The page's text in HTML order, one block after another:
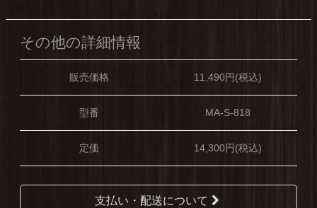
その他の詳細情報
販売価格 11,490円(税込)
型番 MA-S-818
定価 14,300円(税込)
支払い・配送について